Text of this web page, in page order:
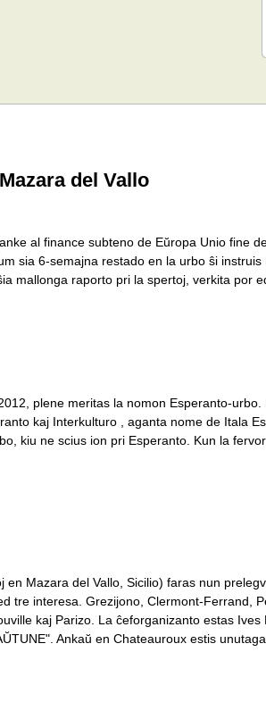
del Vallo
al finance subteno de Eŭropa Unio fine
sia 6-semajna restado en la urbo ŝi
mallonga raporto pri la spertoj, verkita por
plene meritas la nomon Esperanto-
kaj Interkulturo , aganta nome de Itala
kiu ne scius ion pri Esperanto. Kun la
Mazara del Vallo, Sicilio) faras nun
tre interesa. Grezijono, Clermont-Ferrand,
kaj Parizo. La ĉeforganizanto estas Ives
Ankaŭ en Chateauroux estis unutaga